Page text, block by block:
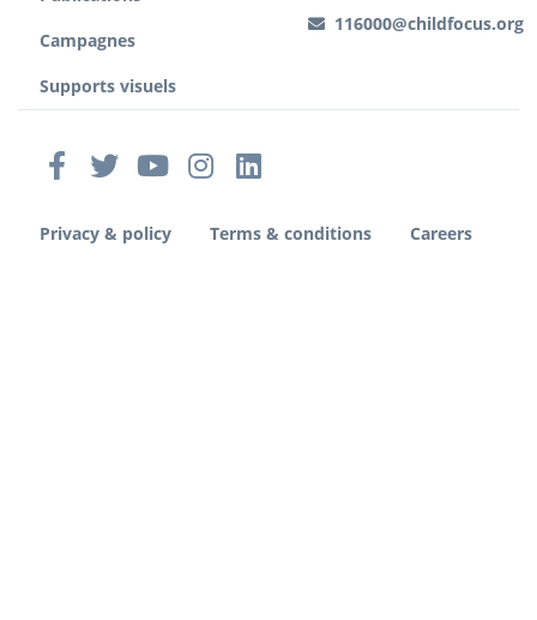
Campagnes
Supports visuels
116000@childfocus.org
Privacy & policy Terms & conditions Careers